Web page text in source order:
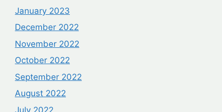
January 2023
December 2022
November 2022
October 2022
September 2022
August 2022
July 2022